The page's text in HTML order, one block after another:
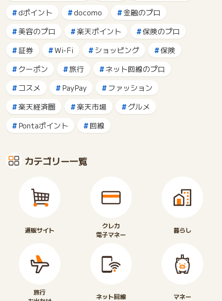
dポイント
docomo
金融のプロ
美容のプロ
楽天ポイント
保険のプロ
証券
Wi-Fi ショッピング
保険
クーポン
旅行
ネット回線のプロ
コスメ
PayPay
ファッション
楽天経済圏
楽天市場
グルメ
Pontaポイント
回線
カテゴリー一覧
通販サイト
クレカ
電子マネー
暮らし
旅行
ネット回線 マネー